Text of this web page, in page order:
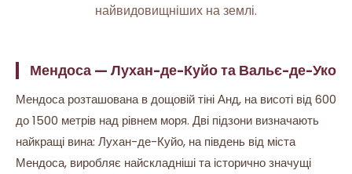
найвидовищніших на землі.
Мендоса — Лухан-де-Куйо та Вальє-де-Уко
Мендоса розташована в дощовій тіні Анд, на висоті від 600
до 1500 метрів над рівнем моря. Дві підзони визначають
найкращі вина: Лухан-де-Куйо, на південь від міста
Мендоса, виробляє найскладніші та історично значущі